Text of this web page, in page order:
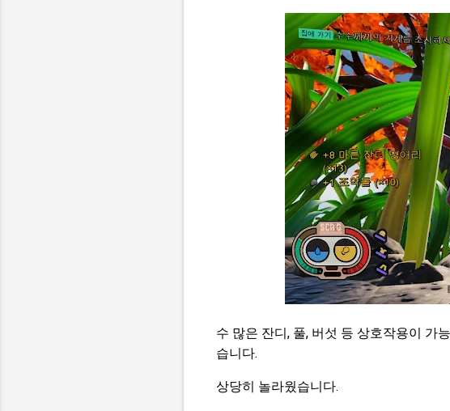
수 많은 잔디, 풀, 버섯 등 상호작용이 가
습니다.
상당히 놀라웠습니다.